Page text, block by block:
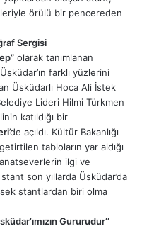
örülü bir pencereden
Sergisi
olarak tanımlanan
farklı yüzlerini
Üsküdarlı Hoca Ali İstek
Lideri Hilmi Türkmen
katıldığı bir
’de açıldı. Kültür Bakanlığı
tabloların yar aldığı
ilgi ve
son yıllarda Üsküdar’da
stantlardan biri olma
Gururudur’’